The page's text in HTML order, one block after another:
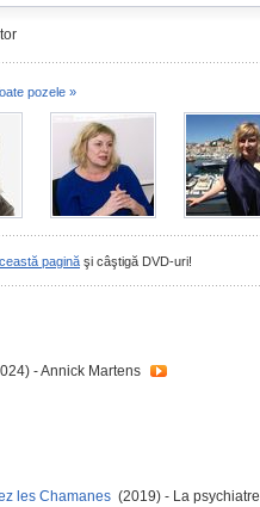
pozele »
pagină şi câştigă DVD-uri!
- Annick Martens
les Chamanes (2019) - La psychiatre